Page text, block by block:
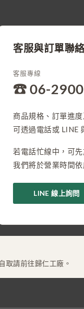
客服與訂單聯
客服專線
☎ 06-
商品規格、訂單進度
可透過電話或 LINE
若電話忙線中，可先
我們將於營業時間依
LINE 線上詢問
取請前往歸仁工廠。